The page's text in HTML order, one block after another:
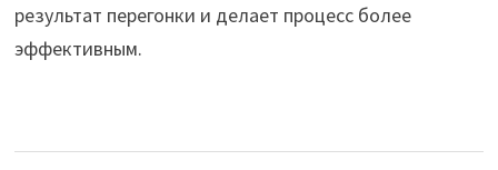
результат перегонки и делает процесс более
эффективным.